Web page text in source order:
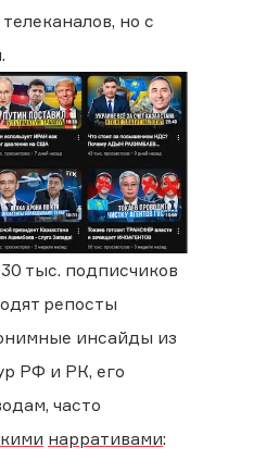
но с
тыс. подписчиков
репосты
инсайды из
РФ и РК, его
часто
нарративами: